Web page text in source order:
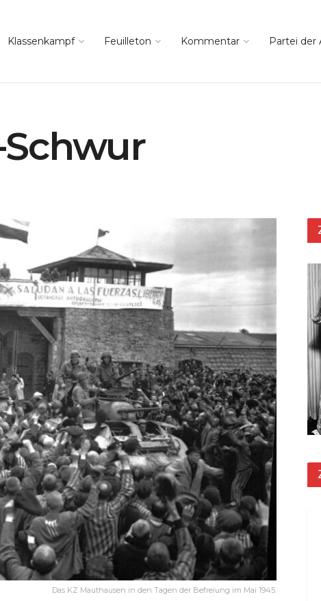
Klassenkampf Feuilleton Kommentar Partei der
Das KZ Mauthausen in den Tagen der Befreiung im Mai 1945.